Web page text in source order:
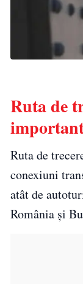
Ruta de
Ruta de
conexiuni
atât de
România și